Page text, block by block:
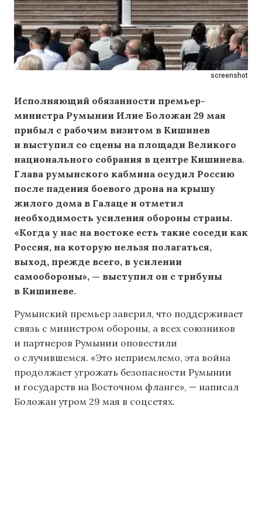
screenshot
Исполняющий обязанности премьер-
министра Румынии Илие Боложан 29 мая
прибыл с рабочим визитом в Кишинев
и выступил со сцены на площади Великого
национального собрания в центре Кишинева.
Глава румынского кабмина осудил Россию
после падения боевого дрона на крышу
жилого дома в Галаце и отметил
необходимость усиления обороны страны.
«Когда у нас на востоке есть такие соседи как
Россия, на которую нельзя полагаться,
выход, прежде всего, в усилении
самообороны», — выступил он с трибуны
в Кишиневе.
Румынский премьер заверил, что поддерживает
связь с министром обороны, а всех союзников
и партнеров Румынии оповестили
о случившемся. «Это неприемлемо, эта война
продолжает угрожать безопасности Румынии
и государств на Восточном фланге», — написал
Боложан утром 29 мая в соцсетях.